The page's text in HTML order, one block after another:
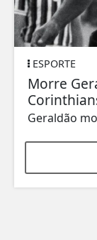
ESPORTE
Morre
Geraldão